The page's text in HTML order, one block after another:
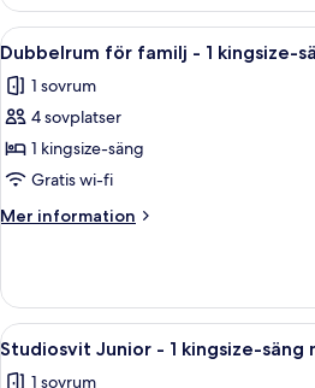
king
Öppna
alla
foton
för
Dubbelrum
för
familj
-
kingsize-
säng
Ett
5
Dubbelrum för familj - 1 kingsize-
1 sovrum
4 sovplatser
1 kingsize-säng
Gratis wi-fi
Mer information
Mer
för
familj
-
Öppna
alla
Ett
10
Studiosvit Junior - 1 kingsize-
1 sovrum